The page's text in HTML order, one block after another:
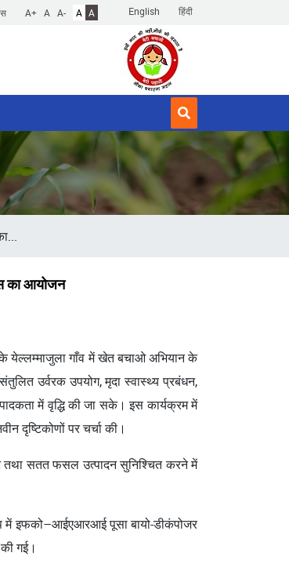
English हिंदी
A+ A A- A A
का आयोजन
येल्लम्माजुला गाँव में खेत बचाओ अभियान के
उर्वरक उपयोग, मृदा स्वास्थ्य प्रबंधन,
में वृद्धि की जा सके। इस कार्यक्रम में
दृष्टिकोणों पर चर्चा की।
तथा सतत फसल उत्पादन सुनिश्चित करने में
में इफको–आईएआरआई पूसा बायो-डीकंपोजर
गई।